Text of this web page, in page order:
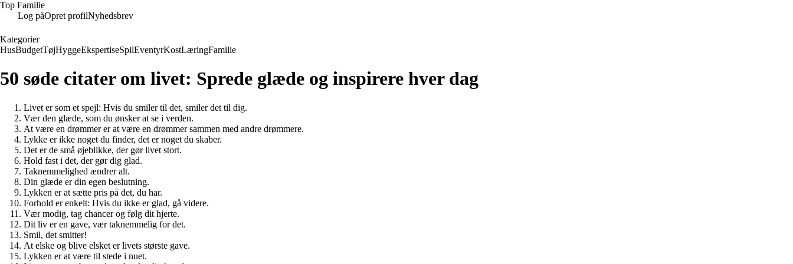
Top Familie
Log påOpret profilNyhedsbrev
Kategorier
HusBudgetTøjHyggeEkspertiseSpilEventyrKostLæringFamilie
50 søde citater om livet: Sprede glæde og inspirere hver dag
Livet er som et spejl: Hvis du smiler til det, smiler det til dig.
Vær den glæde, som du ønsker at se i verden.
At være en drømmer er at være en drømmer sammen med andre drømmere.
Lykke er ikke noget du finder, det er noget du skaber.
Det er de små øjeblikke, der gør livet stort.
Hold fast i det, der gør dig glad.
Taknemmelighed ændrer alt.
Din glæde er din egen beslutning.
Lykken er at sætte pris på det, du har.
Forhold er enkelt: Hvis du ikke er glad, gå videre.
Vær modig, tag chancer og følg dit hjerte.
Dit liv er en gave, vær taknemmelig for det.
Smil, det smitter!
At elske og blive elsket er livets største gave.
Lykken er at være til stede i nuet.